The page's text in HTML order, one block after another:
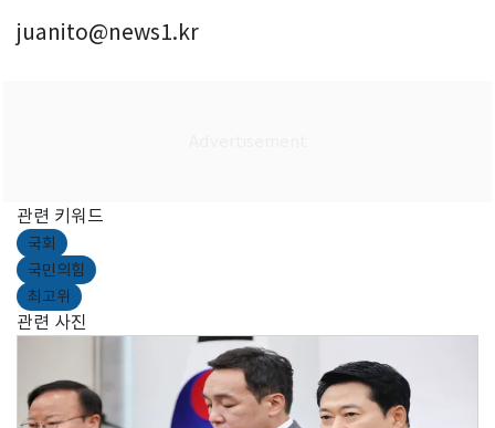
juanito@news1.kr
관련 키워드
국회
국민의힘
최고위
관련 사진